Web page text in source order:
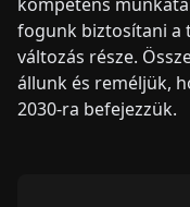
fogunk biztosítani a
változás része.
állunk és reméljük,
2030-ra befejezzük.